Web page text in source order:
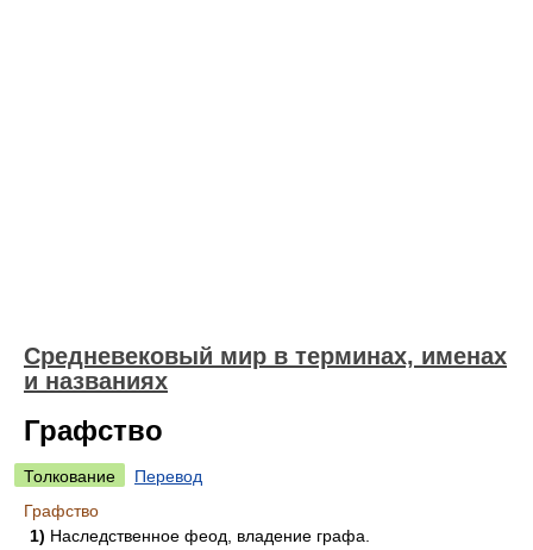
Средневековый мир в терминах, именах
и названиях
Графство
Толкование
Перевод
Графство
1) Наследственное феод, владение графа.